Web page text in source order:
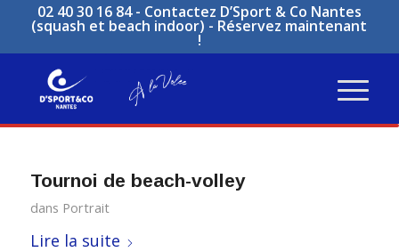
02 40 30 16 84 - Contactez D’Sport & Co Nantes
(squash et beach indoor) - Réservez maintenant
!
Tournoi de beach-volley
dans Portrait
Lire la suite